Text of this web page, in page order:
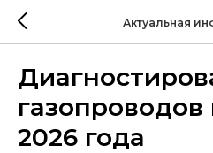
Актуальная
газопроводов
2026 года